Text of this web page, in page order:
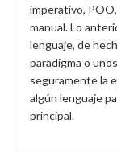
imperativo,
manual. Lo
lenguaje, de
paradigma o
seguramente la
algún lenguaje
principal.